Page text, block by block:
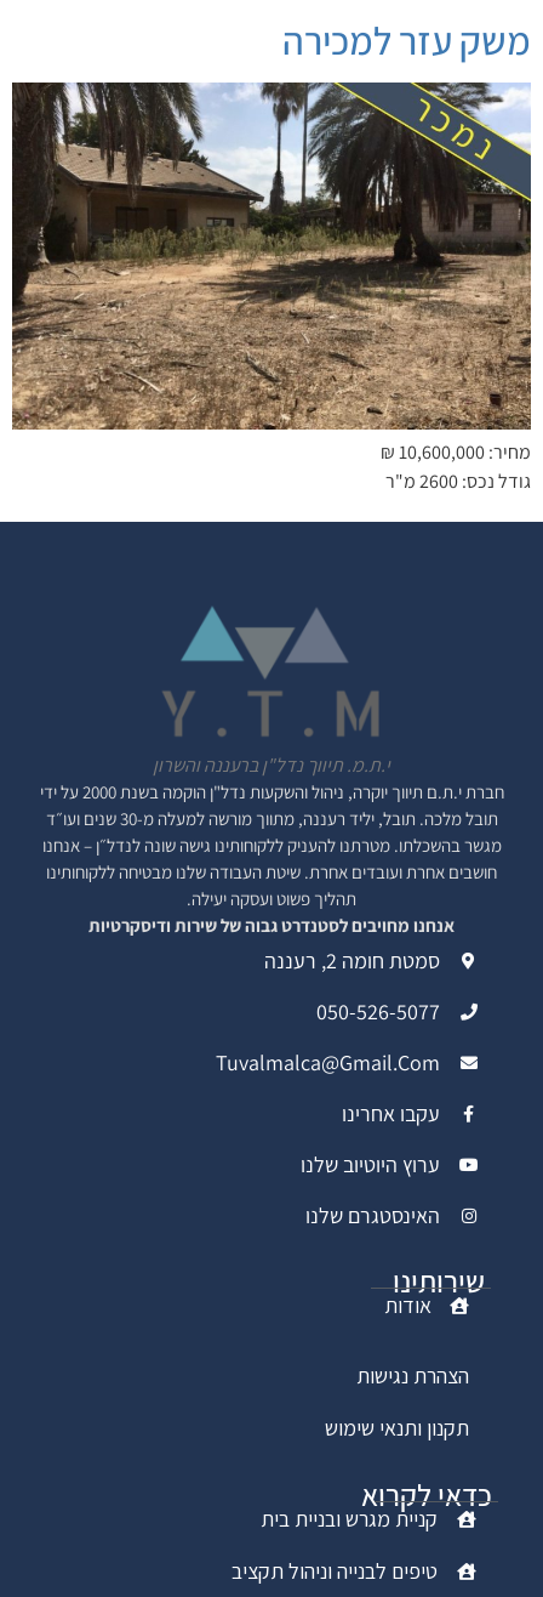
משק עזר למכירה
מחיר: 10,600,000 ₪
גודל נכס: 2600 מ"ר
י.ת.מ. תיווך נדל"ן ברעננה והשרון
חברת י.ת.ם תיווך יוקרה, ניהול והשקעות נדל"ן
הוקמה בשנת 2000 על ידי
תובל מלכה. תובל, יליד רעננה, מתווך מורשה למעלה מ-30 שנים ועו״ד
מגשר בהשכלתו. מטרתנו להעניק ללקוחותינו גישה שונה לנדל״ן – אנחנו
חושבים אחרת ועובדים אחרת. שיטת העבודה שלנו מבטיחה ללקוחותינו
תהליך פשוט ועסקה יעילה.
אנחנו מחויבים לסטנדרט גבוה של שירות ודיסקרטיות
סמטת חומה 2, רעננה
050-526-5077
Tuvalmalca@gmail.com
עקבו אחרינו
ערוץ היוטיוב שלנו
האינסטגרם שלנו
שירותינו
אודות
הצהרת נגישות
תקנון ותנאי שימוש
כדאי לקרוא
קניית מגרש ובניית בית
טיפים לבנייה וניהול תקציב